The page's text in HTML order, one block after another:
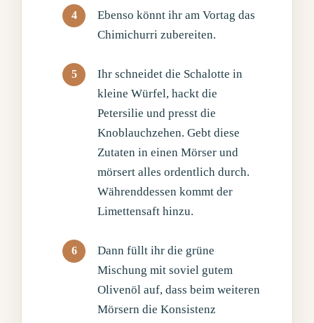
Ebenso könnt ihr am Vortag das
Chimichurri zubereiten.
Ihr schneidet die Schalotte in
kleine Würfel, hackt die
Petersilie und presst die
Knoblauchzehen. Gebt diese
Zutaten in einen Mörser und
mörsert alles ordentlich durch.
Währenddessen kommt der
Limettensaft hinzu.
Dann füllt ihr die grüne
Mischung mit soviel gutem
Olivenöl auf, dass beim weiteren
Mörsern die Konsistenz